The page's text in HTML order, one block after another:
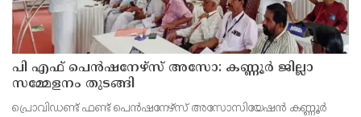
പി എഫ് പെൻഷനേഴ്സ് അസോ: കണ്ണൂർ ജില്ലാ
സമ്മേളനം തുടങ്ങി
പ്രൊവിഡണ്ട് ഫണ്ട് പെൻഷനേഴ്സ് അസോസിയേഷൻ കണ്ണൂർ